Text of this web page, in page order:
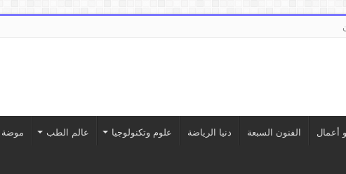
أعمال الفنون السبعة دنيا الرياضة علوم وتكنولوجيا عالم الطب موضة